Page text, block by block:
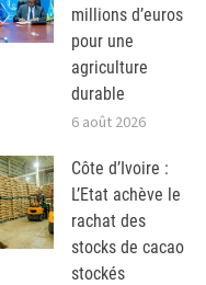
millions d’euros
pour une
agriculture
durable
6 août 2026
Côte d’Ivoire :
L’Etat achève le
rachat des
stocks de cacao
stockés